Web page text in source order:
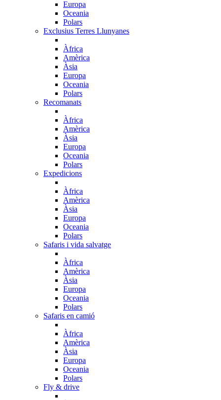
Europa
Oceania
Polars
Exclusius Terres Llunyanes
Àfrica
Amèrica
Àsia
Europa
Oceania
Polars
Recomanats
Àfrica
Amèrica
Àsia
Europa
Oceania
Polars
Expedicions
Àfrica
Amèrica
Àsia
Europa
Oceania
Polars
Safaris i vida salvatge
Àfrica
Amèrica
Àsia
Europa
Oceania
Polars
Safaris en camió
Àfrica
Amèrica
Àsia
Europa
Oceania
Polars
Fly & drive